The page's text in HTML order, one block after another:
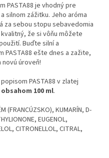
PASTA88 je vhodný pre
silnom zážitku. Jeho aróma
za sebou stopu sebavedomia
že si vôňu môžete
Buďte silní a
ešte dnes a zažite,
úroveň!
PASTA88 v zlatej
obsahom 100 ml.
(FRANCÚZSKO), KUMARÍN, D-
EUGENOL,
CITRONELLOL, CITRAL,